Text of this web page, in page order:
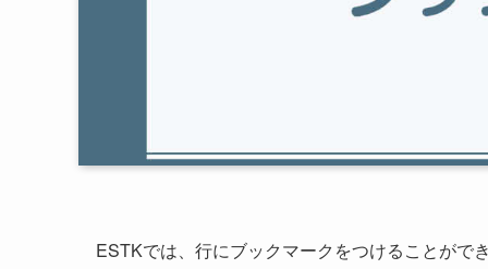
ESTKでは、行にブックマークをつけることがで